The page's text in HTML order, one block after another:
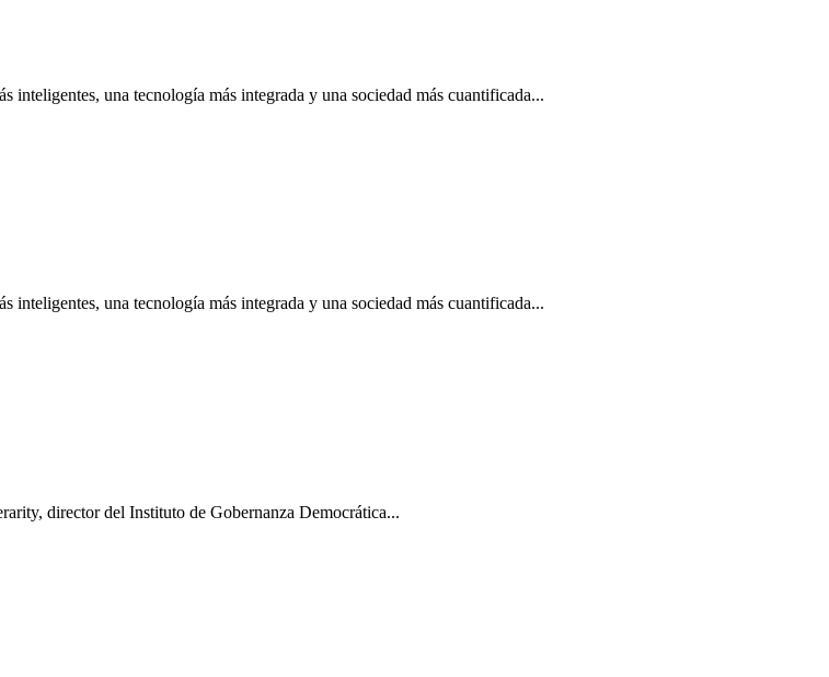
inteligentes, una tecnología más integrada y una sociedad más cuantificada...
inteligentes, una tecnología más integrada y una sociedad más cuantificada...
director del Instituto de Gobernanza Democrática...